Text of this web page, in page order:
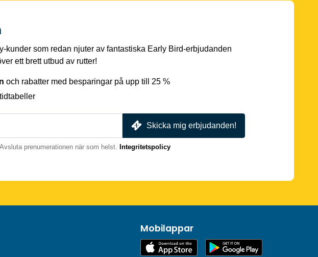
kunder som redan njuter av fantastiska Early Bird-erbjudanden
ett brett utbud av rutter!
och rabatter med besparingar på upp till 25 %
Skicka mig erbjudanden!
prenumerationen när som helst. Integritetspolicy
Mobilappar